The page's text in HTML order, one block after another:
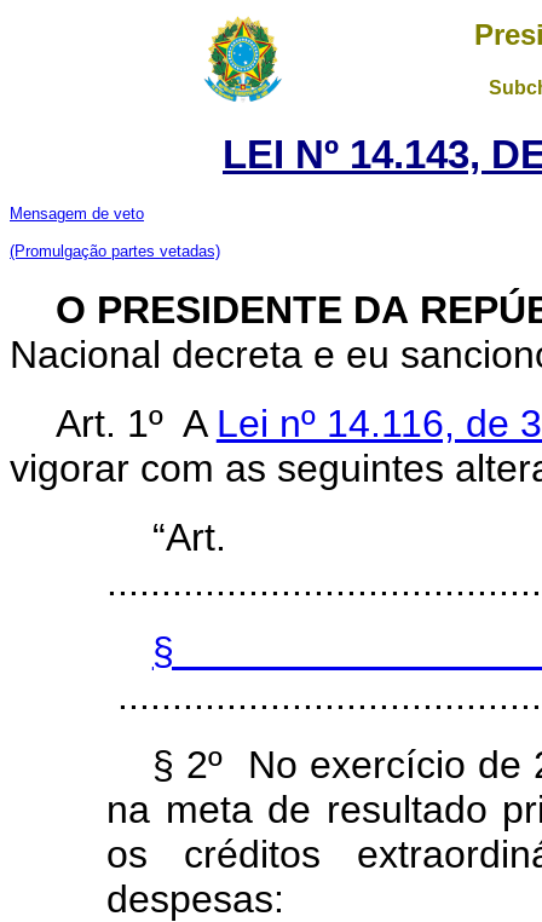
LEI Nº 14.143,
Mensagem de veto
(Promulgação partes vetadas)
O PRESIDENTE DA
Nacional decreta e eu
Art. 1º A Lei nº 14.116, de
vigorar com as seguintes
§
§ 2º No exercício de
na meta de resultado
os créditos
despesas: